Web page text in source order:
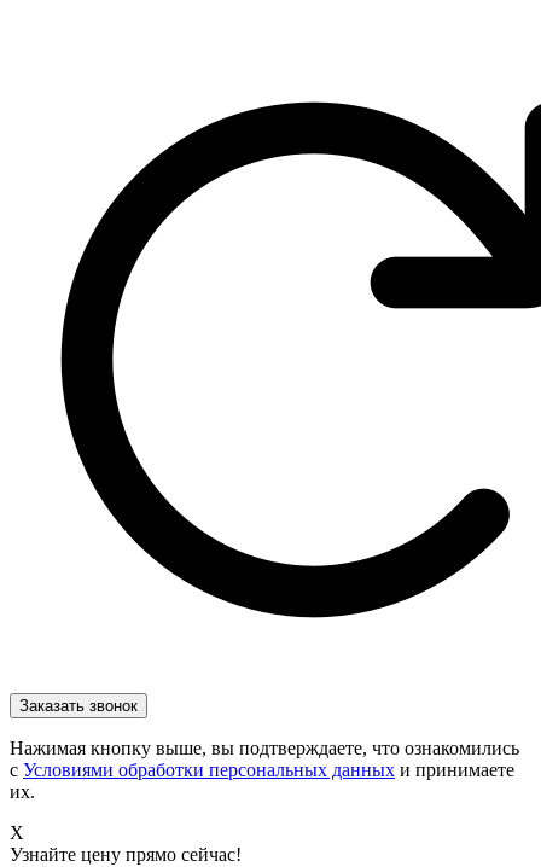
Нажимая кнопку выше, вы подтверждаете, что ознакомились
с Условиями обработки персональных данных и принимаете
их.
X
Узнайте цену прямо сейчас!